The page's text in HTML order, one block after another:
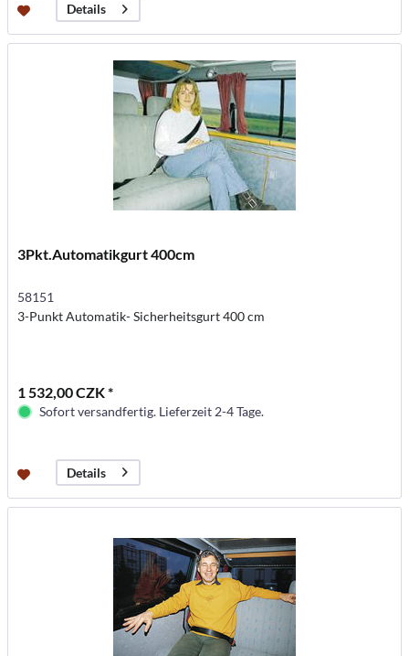
Details
3Pkt.Automatikgurt 400cm
58151
3-Punkt Automatik- Sicherheitsgurt 400 cm
1 532,00 CZK *
Sofort versandfertig. Lieferzeit 2-4 Tage.
Details